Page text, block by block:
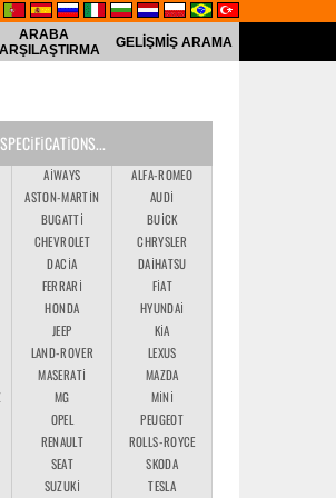
ARABA
GELIŞMIŞ ARAMA
AIWAYS
ALFA-ROMEO
ASTON-MARTIN
AUDI
BUGATTI
BUICK
CHEVROLET
CHRYSLER
DACIA
DAIHATSU
FERRARI
FIAT
HONDA
HYUNDAI
JEEP
KIA
LAND-ROVER
LEXUS
MASERATI
MAZDA
MG
MINI
OPEL
PEUGEOT
RENAULT
ROLLS-ROYCE
SEAT
SKODA
SUZUKI
TESLA